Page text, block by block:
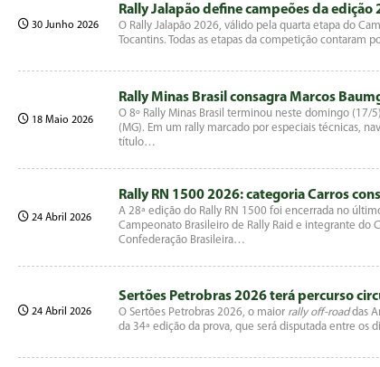
30 Junho 2026
Rally Jalapão define campeões da edição
O Rally Jalapão 2026, válido pela quarta etapa do
Tocantins. Todas as etapas da competição
18 Maio 2026
Rally Minas Brasil consagra Marcos
O 8º Rally Minas Brasil terminou neste domingo (17/
(MG). Em um rally marcado por especiais técnicas,
título…
24 Abril 2026
Rally RN 1500 2026: categoria Carros
A 28ª edição do Rally RN 1500 foi encerrada no
Campeonato Brasileiro de Rally Raid e integrante
Confederação Brasileira…
24 Abril 2026
Sertões Petrobras 2026 terá percurso
O Sertões Petrobras 2026, o maior rally off-roaddas
da 34ª edição da prova, que será disputada entre os